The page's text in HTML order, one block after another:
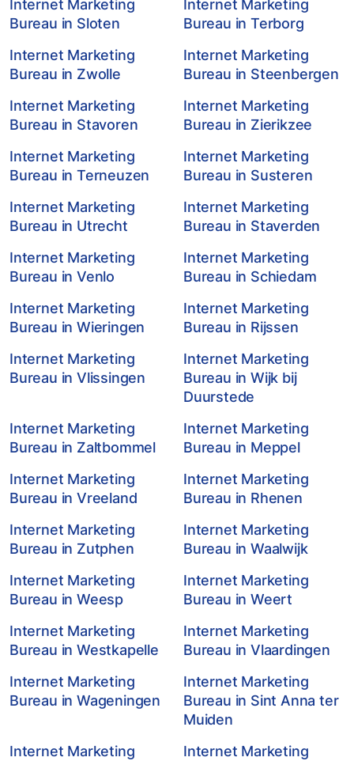
Internet Marketing
Bureau in Sloten
Internet Marketing
Bureau in Terborg
Internet Marketing
Bureau in Zwolle
Internet Marketing
Bureau in Steenbergen
Internet Marketing
Bureau in Stavoren
Internet Marketing
Bureau in Zierikzee
Internet Marketing
Bureau in Terneuzen
Internet Marketing
Bureau in Susteren
Internet Marketing
Bureau in Utrecht
Internet Marketing
Bureau in Staverden
Internet Marketing
Bureau in Venlo
Internet Marketing
Bureau in Schiedam
Internet Marketing
Bureau in Wieringen
Internet Marketing
Bureau in Rijssen
Internet Marketing
Bureau in Vlissingen
Internet Marketing
Bureau in Wijk bij
Duurstede
Internet Marketing
Bureau in Zaltbommel
Internet Marketing
Bureau in Meppel
Internet Marketing
Bureau in Vreeland
Internet Marketing
Bureau in Rhenen
Internet Marketing
Bureau in Zutphen
Internet Marketing
Bureau in Waalwijk
Internet Marketing
Bureau in Weesp
Internet Marketing
Bureau in Weert
Internet Marketing
Bureau in Westkapelle
Internet Marketing
Bureau in Vlaardingen
Internet Marketing
Bureau in Wageningen
Internet Marketing
Bureau in Sint Anna ter
Muiden
Internet Marketing
Internet Marketing